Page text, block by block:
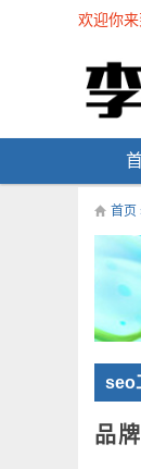
欢迎你
首页
seo
品